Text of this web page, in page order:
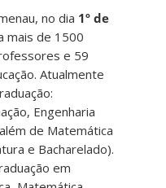
no dia 1º de
mais de 1500
e 59
Atualmente
Engenharia
de Matemática
e Bacharelado).
em